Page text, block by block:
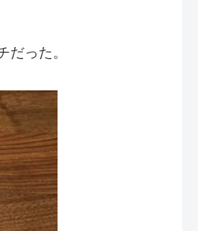
った。